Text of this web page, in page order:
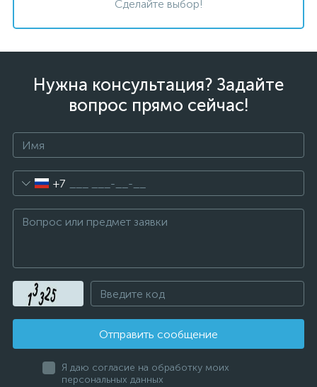
Сделайте выбор!
Нужна консультация? Задайте
вопрос прямо сейчас!
+7
Отправить сообщение
Я даю согласие на обработку моих
персональных данных